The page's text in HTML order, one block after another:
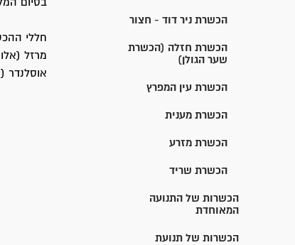
הכשרת ניר דוד - חצור
הכשרת חזלה (הכשרת
שער הגולן)
הכשרת עין המפרץ
הכשרת מענית
הכשרת מזרע
הכשרת שריד
הכשרות של התנועה
המאוחדת
הכשרות של תנועת
בסיום
חללי
מרזל
אוסלנדר